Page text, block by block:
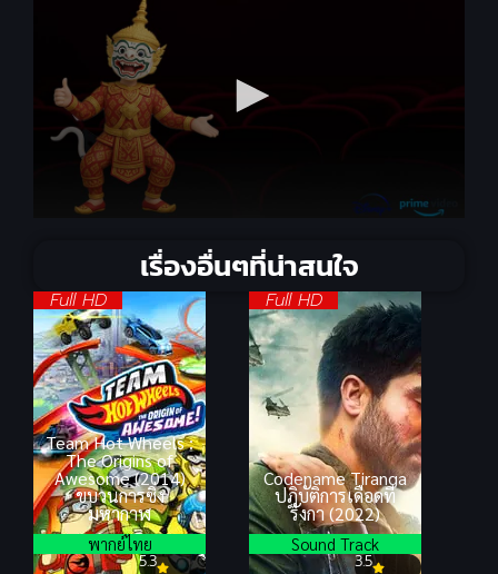
เรื่องอื่นๆที่น่าสนใจ
Full HD
Team Hot Wheels :
The Origins of
Awesome (2014)
ขบวนการซิ่ง
มหากาฬ
5.3
พากย์ไทย
Full HD
Codename Tiranga
ปฏิบัติการเดือดที
รังกา (2022)
3.5
Sound Track